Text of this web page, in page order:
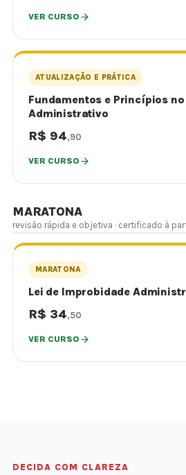
VER CURSO
ATUALIZAÇÃO E PRÁTICA
Fundamentos e Princípios
Administrativo
R$ 94,90
VER CURSO
MARATONA
revisão rápida e objetiva · certificado à
MARATONA
Lei de Improbidade
R$ 34,50
VER CURSO
DECIDA COM CLAREZA